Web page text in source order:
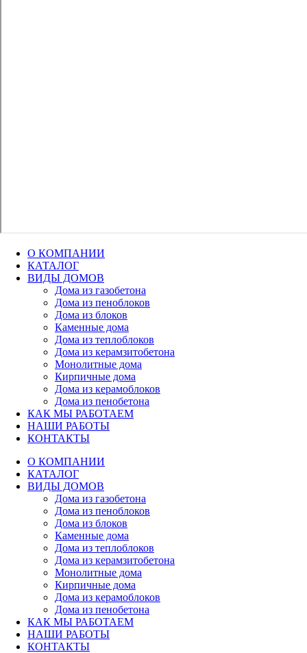
О КОМПАНИИ
КАТАЛОГ
ВИДЫ ДОМОВ
Дома из газобетона
Дома из пеноблоков
Дома из блоков
Каменные дома
Дома из теплоблоков
Дома из керамзитобетона
Монолитные дома
Кирпичные дома
Дома из керамоблоков
Дома из пенобетона
КАК МЫ РАБОТАЕМ
НАШИ РАБОТЫ
КОНТАКТЫ
О КОМПАНИИ
КАТАЛОГ
ВИДЫ ДОМОВ
Дома из газобетона
Дома из пеноблоков
Дома из блоков
Каменные дома
Дома из теплоблоков
Дома из керамзитобетона
Монолитные дома
Кирпичные дома
Дома из керамоблоков
Дома из пенобетона
КАК МЫ РАБОТАЕМ
НАШИ РАБОТЫ
КОНТАКТЫ